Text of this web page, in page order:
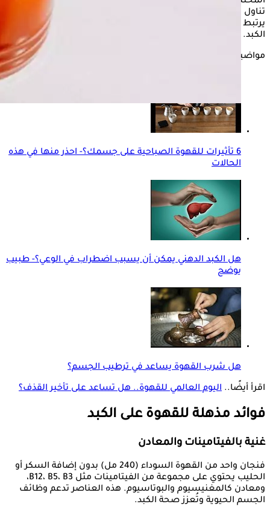
تناول القهوة، سواء كانت منزوعة الكافيين أو مطحونة أو فورية،
يرتبط بتقليل احتمالات الإصابة بأمراض مثل
الكبد الدهنيوسرطان
الكبد.
مواضيع ذات صلة
6 تأثيرات للقهوة الصباحية على جسمك؟- احذر منها في هذه
الحالات
هل الكبد الدهني يمكن أن يسبب اضطراب في الوعي؟- طبيب
يوضح
هل شرب القهوة يساعد في ترطيب الجسم؟
اقرأ أيضًا.. اليوم العالمي للقهوة.. هل تساعد على تأخير القذف؟
فوائد مذهلة للقهوة على الكبد
غنية بالفيتامينات والمعادن
فنجان واحد من القهوة السوداء (240 مل) بدون إضافة السكر أو
الحليب يحتوي على مجموعة من الفيتامينات مثل B12، B5، B3،
ومعادن كالمغنيسيوم والبوتاسيوم. هذه العناصر تدعم وظائف
الجسم الحيوية وتُعزز صحة الكبد.